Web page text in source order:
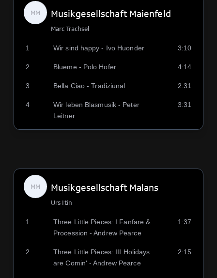
MM Musikgesellschaft Maienfeld
Marc Trachsel
1 Wir sind happy - Ivo Huonder 3:10
2 Blueme - Polo Hofer 4:14
3 Bella Ciao - Tradiziunal 2:31
4
Wir leben Blasmusik - Peter
Leitner
3:31
MM Musikgesellschaft Malans
Urs Itin
1
Three Little Pieces: I Fanfare &
Procession - Andrew Pearce
1:37
2
Three Little Pieces: III Holidays
are Comin' - Andrew Pearce
2:15